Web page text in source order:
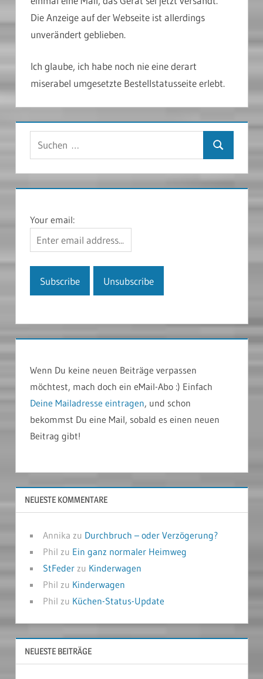
Die Anzeige auf der Webseite ist allerdings
unverändert geblieben.
Ich glaube, ich habe noch nie eine derart
miserabel umgesetzte Bestellstatusseite erlebt.
Suchen
Your email:
Wenn Du keine neuen Beiträge verpassen
möchtest, mach doch ein eMail-Abo :) Einfach
Deine Mailadresse eintragen, und schon
bekommst Du eine Mail, sobald es einen neuen
Beitrag gibt!
NEUESTE KOMMENTARE
Annika zu Durchbruch – oder Verzögerung?
Phil zu Ein ganz normaler Heimweg
StFederzu Kinderwagen
Phil zu Kinderwagen
Phil zu Küchen-Status-Update
NEUESTE BEITRÄGE